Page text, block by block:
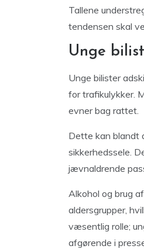
Tallene
tendensen skal
Unge
Unge bilister
for trafikulykker.
evner bag rattet.
Dette kan blandt
sikkerhedssele.
jævnaldrende
Alkohol og brug
aldersgrupper,
væsentlig rolle;
afgørende i